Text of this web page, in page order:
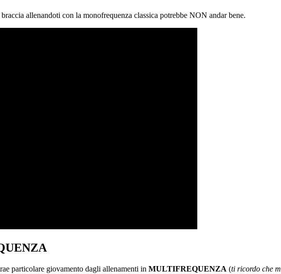
allenandoti con la monofrequenza classica potrebbe NON andar bene.
particolare giovamento dagli allenamenti in MULTIFREQUENZA (ti ricordo che